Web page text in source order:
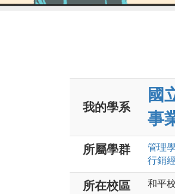
ColleGo! 大學選才與高中育才
我的學系
國
事
所屬學群 管理
行銷
所在校區
和平